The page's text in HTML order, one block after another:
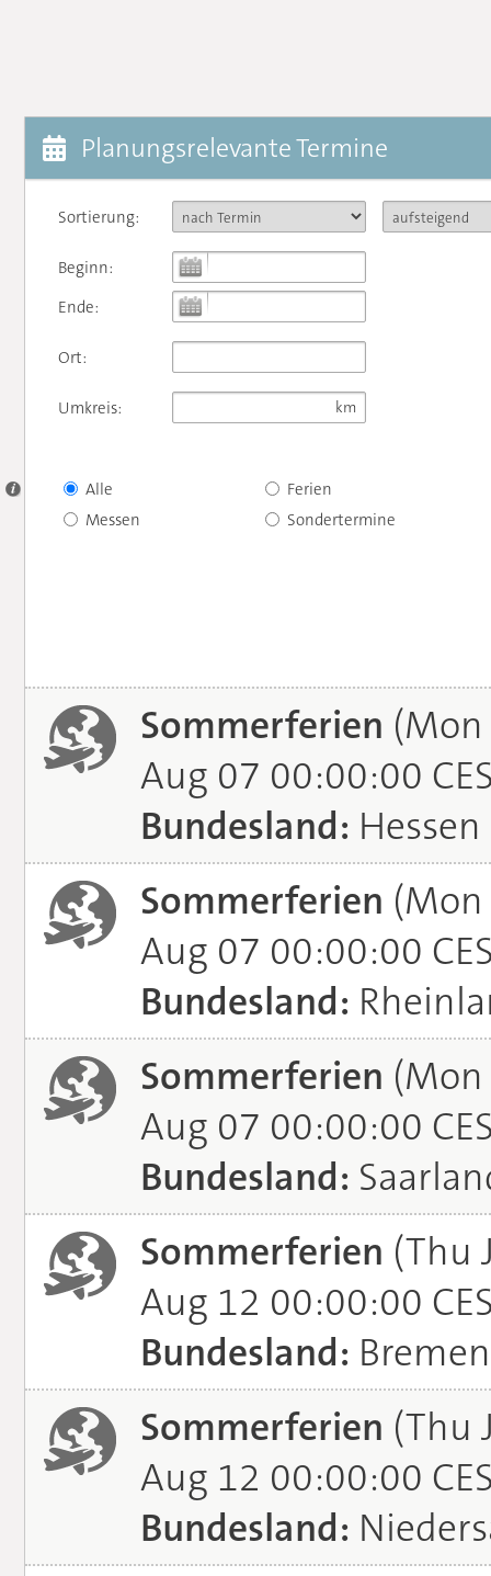
Planungsrelevante Termine
Sortierung:
Beginn:
Ende:
Ort:
Umkreis:
Alle
Messen
Ferien
Sondertermine
Sommerferien (Mon
Aug 07 00:00:00
Bundesland: Hessen
Sommerferien (Mon
Aug 07 00:00:00
Bundesland:
Sommerferien (Mon
Aug 07 00:00:00
Bundesland:
Sommerferien (Thu
Aug 12 00:00:00
Bundesland: Bremen
Sommerferien (Thu
Aug 12 00:00:00
Bundesland: